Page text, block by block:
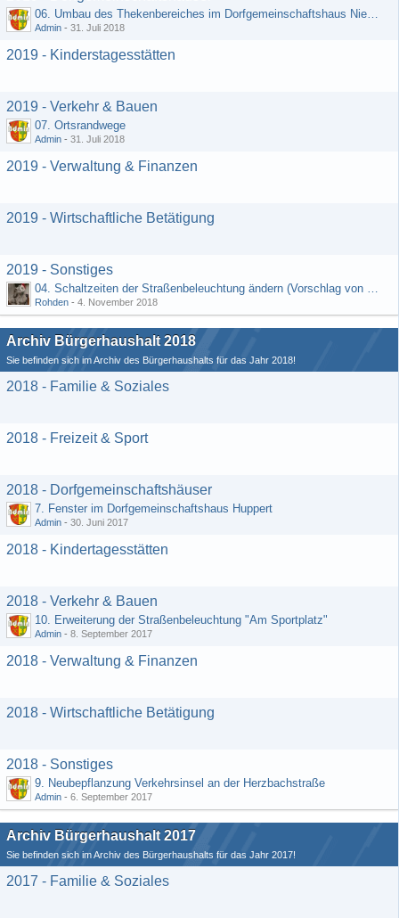
06. Umbau des Thekenbereiches im Dorfgemeinschaftshaus Niedermeilingen und Schaffung eines Lagerraumes
Admin - 31. Juli 2018
2019 - Kinderstagesstätten
2019 - Verkehr & Bauen
07. Ortsrandwege
Admin - 31. Juli 2018
2019 - Verwaltung & Finanzen
2019 - Wirtschaftliche Betätigung
2019 - Sonstiges
04. Schaltzeiten der Straßenbeleuchtung ändern (Vorschlag von Hermann Rädiker 01.07.2018)
Rohden - 4. November 2018
Archiv Bürgerhaushalt 2018
Sie befinden sich im Archiv des Bürgerhaushalts für das Jahr 2018!
2018 - Familie & Soziales
2018 - Freizeit & Sport
2018 - Dorfgemeinschaftshäuser
7. Fenster im Dorfgemeinschaftshaus Huppert
Admin - 30. Juni 2017
2018 - Kindertagesstätten
2018 - Verkehr & Bauen
10. Erweiterung der Straßenbeleuchtung "Am Sportplatz"
Admin - 8. September 2017
2018 - Verwaltung & Finanzen
2018 - Wirtschaftliche Betätigung
2018 - Sonstiges
9. Neubepflanzung Verkehrsinsel an der Herzbachstraße
Admin - 6. September 2017
Archiv Bürgerhaushalt 2017
Sie befinden sich im Archiv des Bürgerhaushalts für das Jahr 2017!
2017 - Familie & Soziales